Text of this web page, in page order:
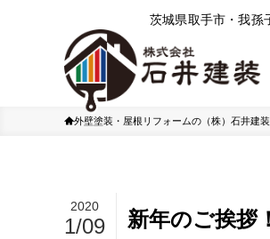
茨城県取⼿市・我孫
外壁塗装・屋根リフォームの（株）石井建装
新年のご挨拶
2020
1/09